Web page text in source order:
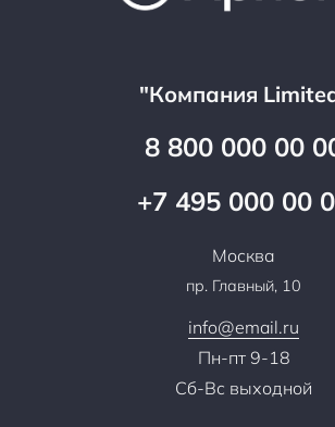
"Компания
8 800 000 00
+7 495 000 00
Москва
пр. Главный, 10
info@email.ru
Пн-пт 9-18
Сб-Вс выходной
Презентации и каталоги
Сотрудничество